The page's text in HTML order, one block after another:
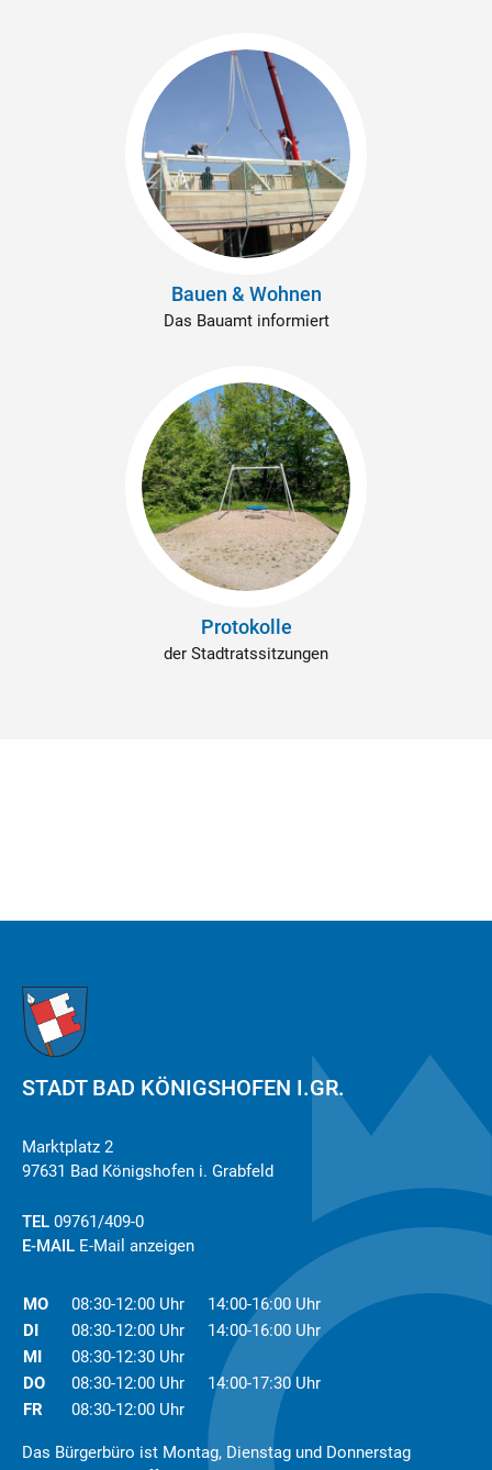
Bauen & Wohnen
Das Bauamt informiert
Protokolle
der Stadtratssitzungen
STADT BAD KÖNIGSHOFEN I.GR.
Marktplatz 2
97631 Bad Königshofen i. Grabfeld
TEL 09761/409-0
E-MAIL E-Mail anzeigen
MO 08:30-12:00 Uhr
14:00-16:00 Uhr
DI
08:30-12:00 Uhr
14:00-16:00 Uhr
MI
08:30-12:30 Uhr
DO
08:30-12:00 Uhr
14:00-17:30 Uhr
FR
08:30-12:00 Uhr
Das Bürgerbüro ist Montag, Dienstag und Donnerstag